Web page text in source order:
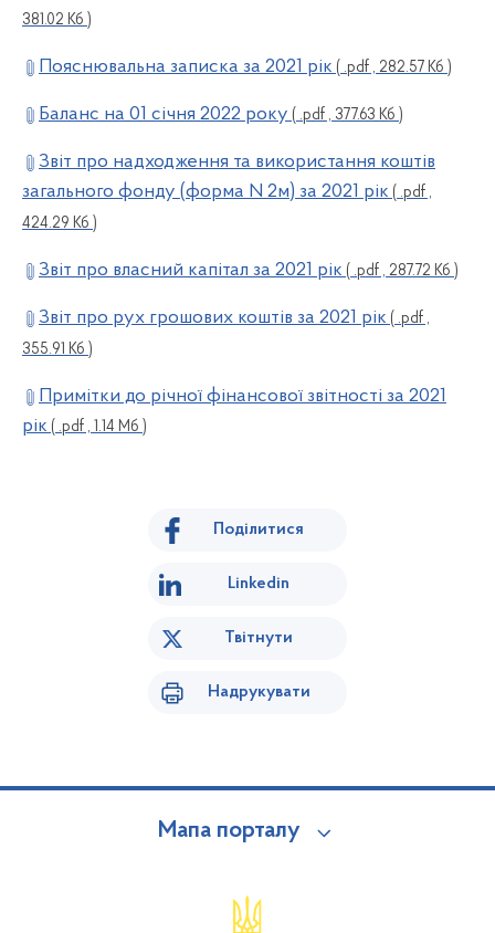
381.02 Кб )
Пояснювальна записка за 2021 рік ( .pdf , 282.57 Кб )
Баланс на 01 січня 2022 року ( .pdf , 377.63 Кб )
Звіт про надходження та використання коштів
загального фонду (форма N 2м) за 2021 рік ( .pdf ,
424.29 Кб )
Звіт про власний капітал за 2021 рік ( .pdf , 287.72 Кб )
Звіт про рух грошових коштів за 2021 рік ( .pdf ,
355.91 Кб )
Примітки до річної фінансової звітності за 2021
рік ( .pdf , 1.14 Мб )
Поділитися
Linkedin
Твітнути
Надрукувати
Мапа порталу